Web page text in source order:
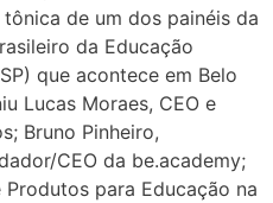
de um dos painéis da
da Educação
que acontece em Belo
Lucas Moraes, CEO e
Bruno Pinheiro,
CEO da be.academy;
para Educação na